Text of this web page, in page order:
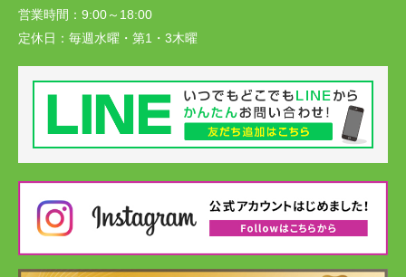
営業時間： 9:00～18:00
定休日： 毎週水曜・第1・3木曜